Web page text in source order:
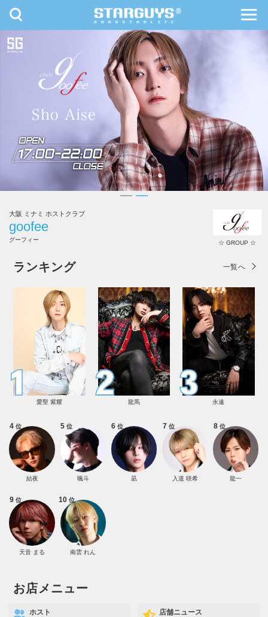
九州・沖縄
toggle
navigation
大阪 ミナミ ホストクラブ
goofee
グーフィー ☆ GROUP ☆
ランキング 一覧へ
愛聖 紫耀 龍馬 永遠
4 位
結夜
5 位
颯斗
6 位
凪
7 位
入道 咲希
8位
龍一
9 位
天音 まる
10位
南雲 れん
お店メニュー
ホスト 店舗ニュース